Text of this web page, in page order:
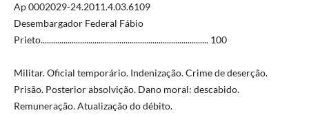
Ap 0002029-24.2011.4.03.6109
Desembargador Federal Fábio
Prieto................................................................................. 100
Militar. Oficial temporário. Indenização. Crime de deserção.
Prisão. Posterior absolvição. Dano moral: descabido.
Remuneração. Atualização do débito.